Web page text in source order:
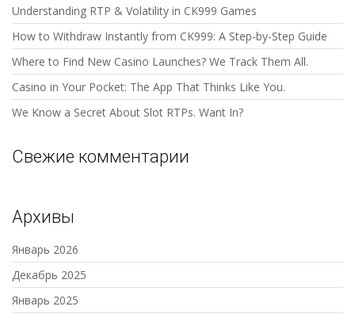
Understanding RTP & Volatility in CK999 Games
How to Withdraw Instantly from CK999: A Step-by-Step Guide
Where to Find New Casino Launches? We Track Them All.
Casino in Your Pocket: The App That Thinks Like You.
We Know a Secret About Slot RTPs. Want In?
Свежие комментарии
Архивы
Январь 2026
Декабрь 2025
Январь 2025